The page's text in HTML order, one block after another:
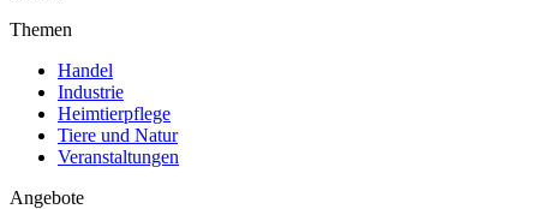
Themen
Handel
Industrie
Heimtierpflege
Tiere und Natur
Veranstaltungen
Angebote